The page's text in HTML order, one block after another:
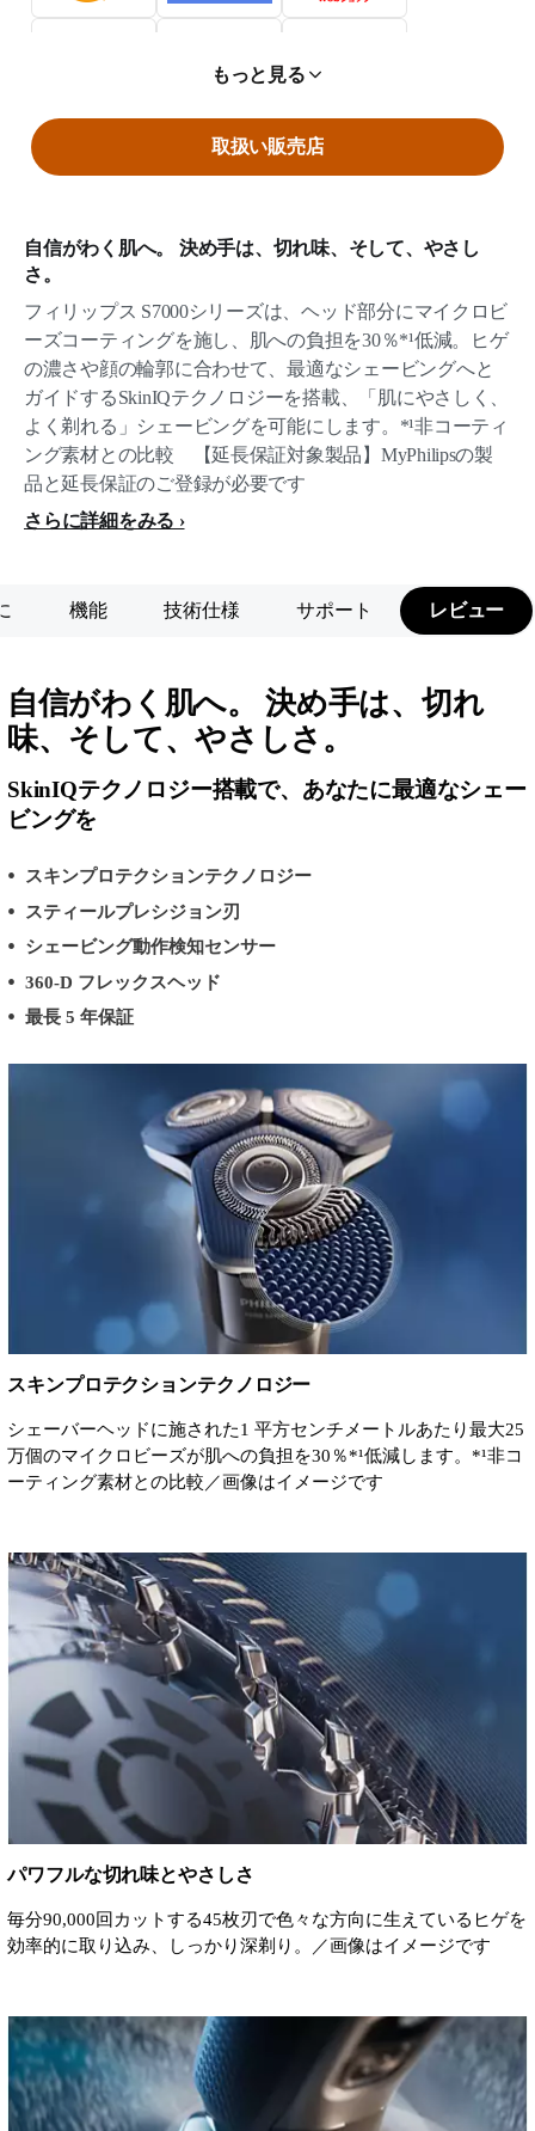
自信がわく肌へ。 決め手は、切れ味、そして、やさし
さ。
フィリップス S7000シリーズは、ヘッド部分にマイクロビ
ーズコーティングを施し、肌への負担を30％*¹低減。ヒゲ
の濃さや顔の輪郭に合わせて、最適なシェービングへと
ガイドするSkinIQテクノロジーを搭載、「肌にやさしく、
よく剃れる」シェービングを可能にします。*¹非コーティ
ング素材との比較 【延長保証対象製品】MyPhilipsの製
品と延長保証のご登録が必要です
さらに詳細をみる
もっと見る
取扱い販売店
機能 技術仕様 サポート レビュー
自信がわく肌へ。 決め手は、切れ
味、そして、やさしさ。
SkinIQテクノロジー搭載で、あなたに最適なシェー
ビングを
スキンプロテクションテクノロジー
スティールプレシジョン刃
シェービング動作検知センサー
360-D フレックスヘッド
最長 5 年保証
スキンプロテクションテクノロジー
シェーバーヘッドに施された1 平方センチメートルあたり最大25
万個のマイクロビーズが肌への負担を30％*¹低減します。*¹非コ
ーティング素材との比較／画像はイメージです
パワフルな切れ味とやさしさ
毎分90,000回カットする45枚刃で色々な方向に生えているヒゲを
効率的に取り込み、しっかり深剃り。／画像はイメージです